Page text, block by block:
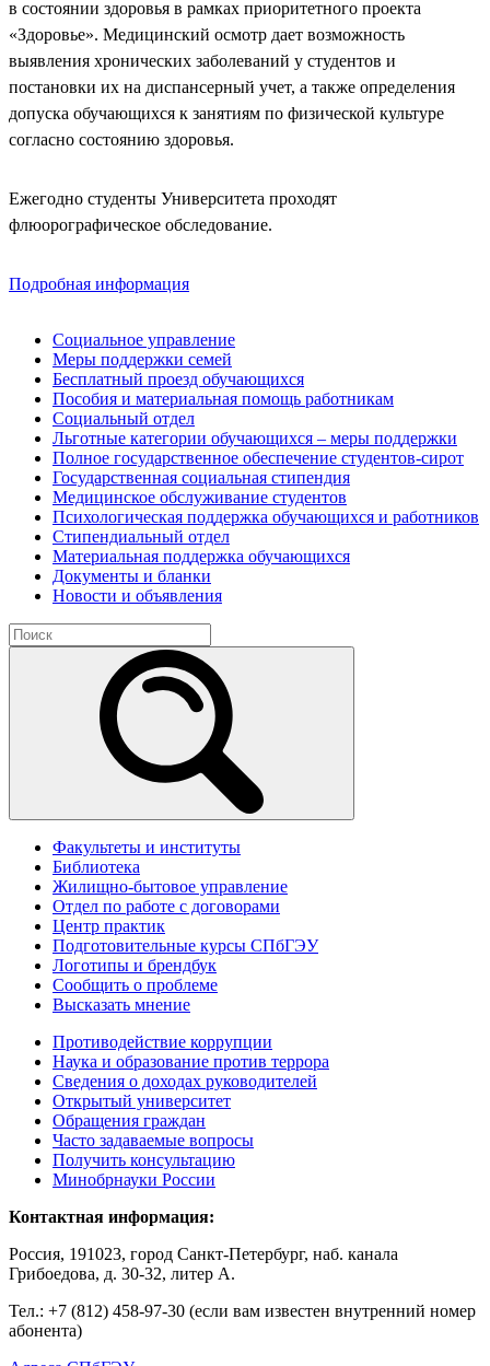
в состоянии здоровья в рамках приоритетного проекта
«Здоровье». Медицинский осмотр дает возможность
выявления хронических заболеваний у студентов и
постановки их на диспансерный учет, а также определения
допуска обучающихся к занятиям по физической культуре
согласно состоянию здоровья.
Ежегодно студенты Университета проходят
флюорографическое обследование.
Подробная информация
Социальное управление
Меры поддержки семей
Бесплатный проезд обучающихся
Пособия и материальная помощь работникам
Социальный отдел
Льготные категории обучающихся – меры поддержки
Полное государственное обеспечение студентов-сирот
Государственная социальная стипендия
Медицинское обслуживание студентов
Психологическая поддержка обучающихся и работников
Стипендиальный отдел
Материальная поддержка обучающихся
Документы и бланки
Новости и объявления
Факультеты и институты
Библиотека
Жилищно-бытовое управление
Отдел по работе с договорами
Центр практик
Подготовительные курсы СПбГЭУ
Логотипы и брендбук
Сообщить о проблеме
Высказать мнение
Противодействие коррупции
Наука и образование против террора
Сведения о доходах руководителей
Открытый университет
Обращения граждан
Часто задаваемые вопросы
Получить консультацию
Минобрнауки России
Контактная информация:
Россия, 191023, город Санкт-Петербург, наб. канала
Грибоедова, д. 30-32, литер А.
Тел.: +7 (812) 458-97-30 (если вам известен внутренний номер
абонента)